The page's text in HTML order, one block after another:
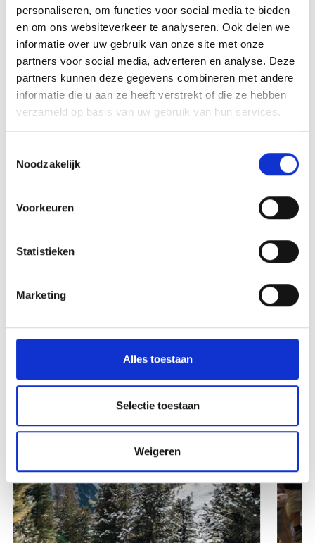
personaliseren, om functies voor social media te bieden
en om ons websiteverkeer te analyseren. Ook delen we
informatie over uw gebruik van onze site met onze
partners voor social media, adverteren en analyse. Deze
partners kunnen deze gegevens combineren met andere
informatie die u aan ze heeft verstrekt of die ze hebben
verzameld op basis van uw gebruik van hun services.
Noodzakelijk
Voorkeuren
Statistieken
Marketing
Alles toestaan
Selectie toestaan
Weigeren
Angebot anfragen